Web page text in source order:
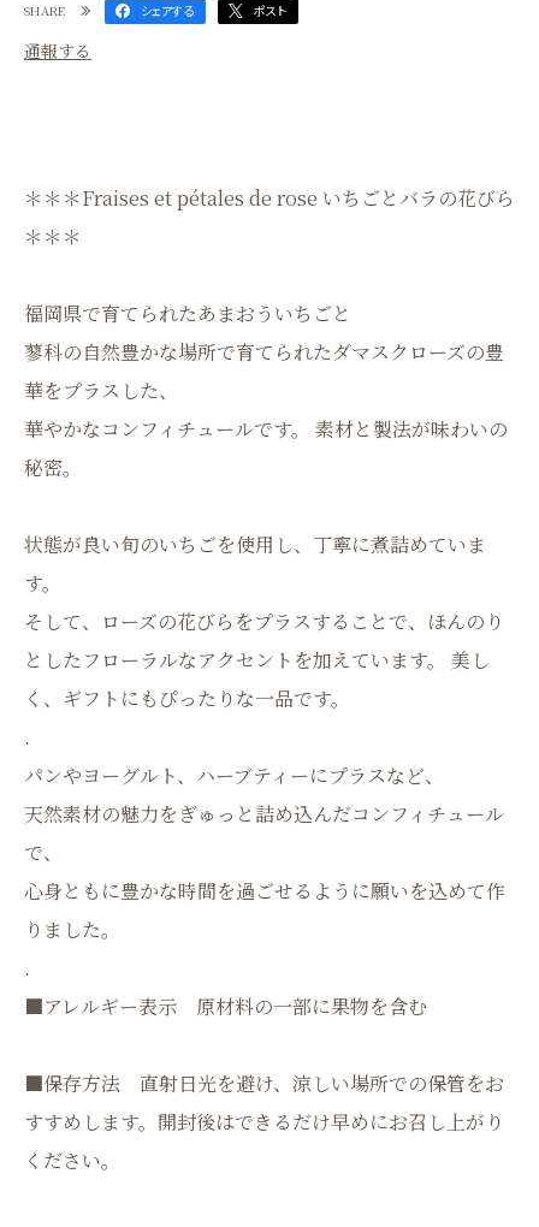
SHARE シェアする ポスト
通報する
＊＊＊Fraises et pétales de rose いちごとバラの花びら
＊＊＊
福岡県で育てられたあまおういちごと
蓼科の自然豊かな場所で育てられたダマスクローズの豊
華をプラスした、
華やかなコンフィチュールです。 素材と製法が味わいの
秘密。
状態が良い旬のいちごを使用し、丁寧に煮詰めていま
す。
そして、ローズの花びらをプラスすることで、ほんのり
としたフローラルなアクセントを加えています。 美し
く、ギフトにもぴったりな一品です。
.
パンやヨーグルト、ハーブティーにプラスなど、
天然素材の魅力をぎゅっと詰め込んだコンフィチュール
で、
心身ともに豊かな時間を過ごせるように願いを込めて作
りました。
.
■アレルギー表示 原材料の一部に果物を含む
■保存方法 直射日光を避け、涼しい場所での保管をお
すすめします。開封後はできるだけ早めにお召し上がり
ください。